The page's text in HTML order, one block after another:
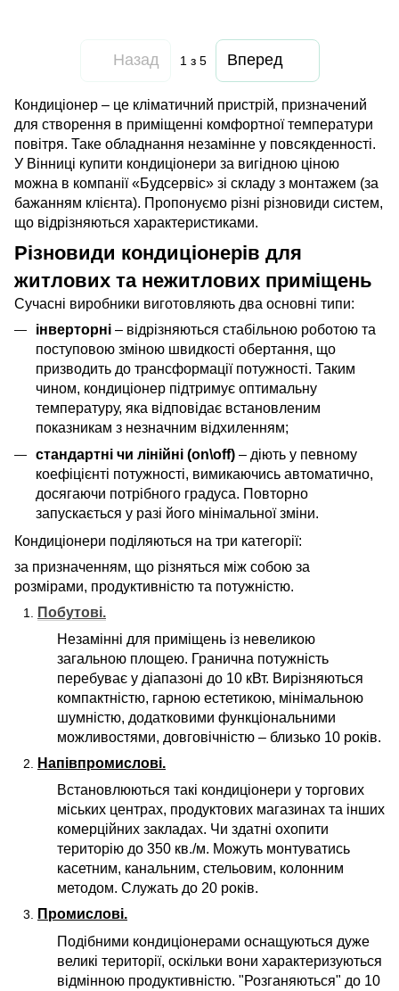
Назад 1 з 5 Вперед
Кондиціонер – це кліматичний пристрій, призначений
для створення в приміщенні комфортної температури
повітря. Таке обладнання незамінне у повсякденності.
У Вінниці купити кондиціонери за вигідною ціною
можна в компанії «Будсервіс» зі складу з монтажем (за
бажанням клієнта). Пропонуємо різні різновиди систем,
що відрізняються характеристиками.
Різновиди кондиціонерів для
житлових та нежитлових приміщень
Сучасні виробники виготовляють два основні типи:
інверторні – відрізняються стабільною роботою та
поступовою зміною швидкості обертання, що
призводить до трансформації потужності. Таким
чином, кондиціонер підтримує оптимальну
температуру, яка відповідає встановленим
показникам з незначним відхиленням;
стандартні чи лінійні (on\off) – діють у певному
коефіцієнті потужності, вимикаючись автоматично,
досягаючи потрібного градуса. Повторно
запускається у разі його мінімальної зміни.
Кондиціонери поділяються на три категорії:
за призначенням, що різняться між собою за
розмірами, продуктивністю та потужністю.
Побутові.
Незамінні для приміщень із невеликою
загальною площею. Гранична потужність
перебуває у діапазоні до 10 кВт. Вирізняються
компактністю, гарною естетикою, мінімальною
шумністю, додатковими функціональними
можливостями, довговічністю – близько 10 років.
Напівпромислові.
Встановлюються такі кондиціонери у торгових
міських центрах, продуктових магазинах та інших
комерційних закладах. Чи здатні охопити
територію до 350 кв./м. Можуть монтуватись
касетним, канальним, стельовим, колонним
методом. Служать до 20 років.
Промислові.
Подібними кондиціонерами оснащуються дуже
великі території, оскільки вони характеризуються
відмінною продуктивністю. "Розганяються" до 10